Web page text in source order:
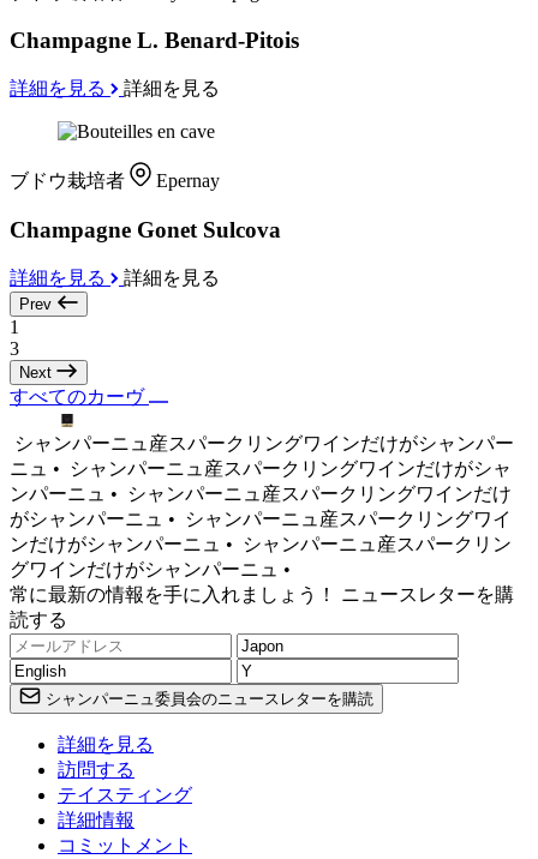
Champagne L. Benard-Pitois
詳細を見る 詳細を見る
ブドウ栽培者 Epernay
Champagne Gonet Sulcova
詳細を見る 詳細を見る
Prev
1
3
Next
すべてのカーヴ
シャンパーニュ産スパークリングワインだけがシャンパー
ニュ •
シャンパーニュ産スパークリングワインだけがシャ
ンパーニュ •
シャンパーニュ産スパークリングワインだけ
がシャンパーニュ •
シャンパーニュ産スパークリングワイ
ンだけがシャンパーニュ •
シャンパーニュ産スパークリン
グワインだけがシャンパーニュ •
常に最新の情報を手に入れましょう！ ニュースレターを購
読する
シャンパーニュ委員会のニュースレターを購読
詳細を見る
訪問する
テイスティング
詳細情報
コミットメント